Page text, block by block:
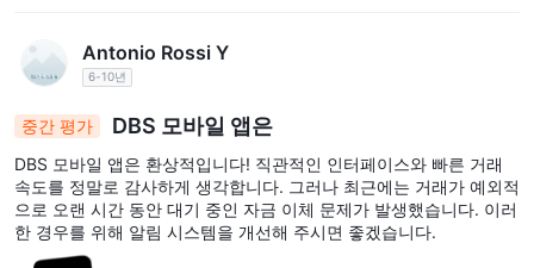
핫라인 서비스 시간: 월요일부터 금요일까지 오전 9시부터 오후 6시
고객은 지정된 서비스 시간 동안 DBS BusinessCare에 핫라인을 통
니다.
이메일 지원:
고객은 또한 제공된 이메일 주소인
businesscarecn@dbs.com을 통해 BusinessCare에 이메일로
문의할 수 있습니다. 이 채널을 통해 문의를 보내고 답변을 받을 수
Antonio Rossi Y
6-10년
중간 평가 DBS 모바일 앱은
DBS 모바일 앱은 환상적입니다! 직관적인 인터페이스와 빠른 거래
속도를 정말로 감사하게 생각합니다. 그러나 최근에는 거래가 예외적
으로 오랜 시간 동안 대기 중인 자금 이체 문제가 발생했습니다. 이러
한 경우를 위해 알림 시스템을 개선해 주시면 좋겠습니다.